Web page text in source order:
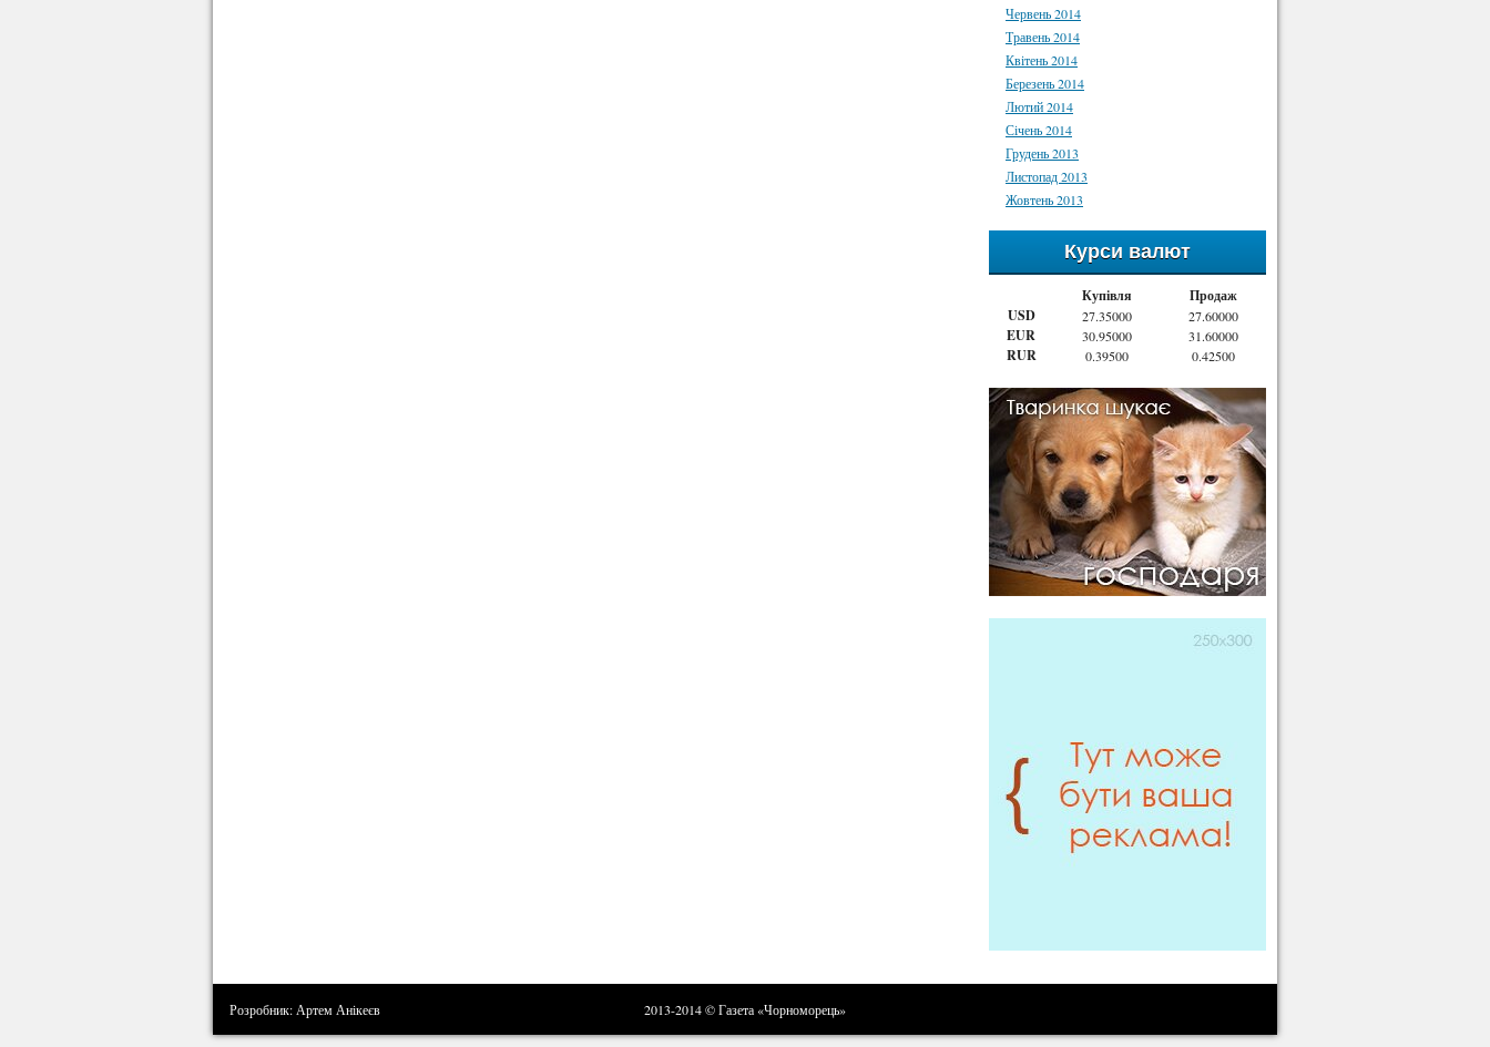
Червень 2014
Травень 2014
Квітень 2014
Березень 2014
Лютий 2014
Січень 2014
Грудень 2013
Листопад 2013
Жовтень 2013
Курси валют
Купівля
Продаж
USD
27.35000 27.60000
EUR 30.95000 31.60000
RUR 0.39500 0.42500
Розробник: Артем Анікеєв 2013-2014 © Газета «Чорноморець»